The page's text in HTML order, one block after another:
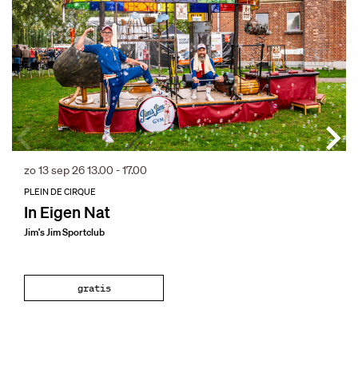
In Eigen Nat
Jim's Jim Sportclub
PLEIN DE CIRQUE
zo 13 sep 2613.00 - 17.00
gratis